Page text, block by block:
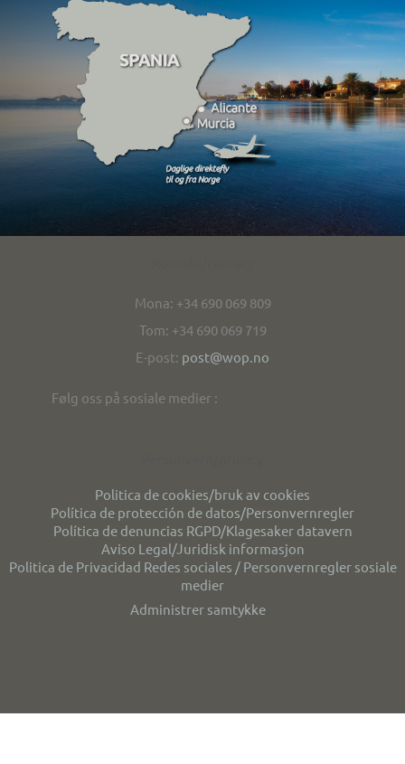
Mona: +34 690 069 809
Tom: +34 690 069 719
E-post: post@wop.no
Følg oss på sosiale medier :
Politica de cookies/bruk av cookies
Política de protección de datos/Personvernregler
Política de denuncias RGPD/Klagesaker datavern
Aviso Legal/Juridisk informasjon
Politica de Privacidad Redes sociales / Personvernregler sosiale
medier
Administrer samtykke